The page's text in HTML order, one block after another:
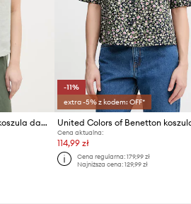
United Colors of Benetton koszula damska lniana
-11%
extra -5% z kodem: OFF*
Cena aktualna:
114,99 zł
Cena regularna: 179,99 zł
Najniższa cena: 129,99 zł